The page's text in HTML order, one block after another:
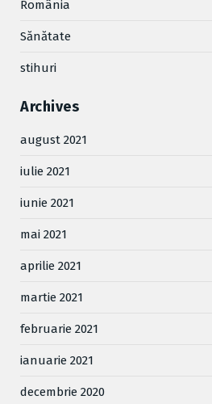
România
Sănătate
stihuri
Archives
august 2021
iulie 2021
iunie 2021
mai 2021
aprilie 2021
martie 2021
februarie 2021
ianuarie 2021
decembrie 2020